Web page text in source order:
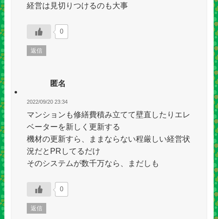
経営は見切りつけるのも大事
0
返信
匿名
2022/09/20 23:34
マンションも修繕費積み立てて壁直したりエレ
ベーターを新しく更新する
機材の更新すら、ままならない程厳しい経営状
況だとPRしてるだけ
そのシステムが数千万なら、まだしも
0
返信